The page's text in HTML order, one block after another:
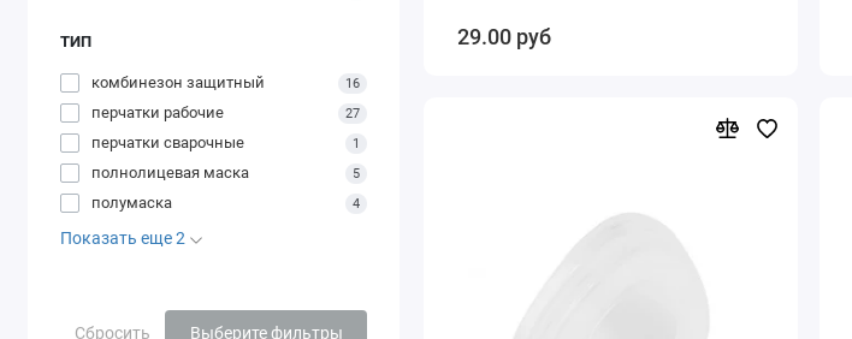
ТИП
комбинезон защитный 16
перчатки рабочие 27
перчатки сварочные 1
полнолицевая маска 5
полумаска 4
Показать еще 2
Сбросить Выберите фильтры
29.00 руб